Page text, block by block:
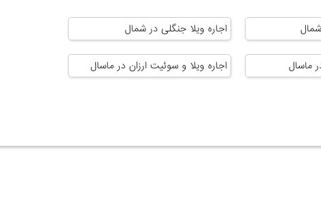
اجاره ویلا جنگلی در شمال
ماسال اجاره ویلا و سوئیت ارزان در ماسال